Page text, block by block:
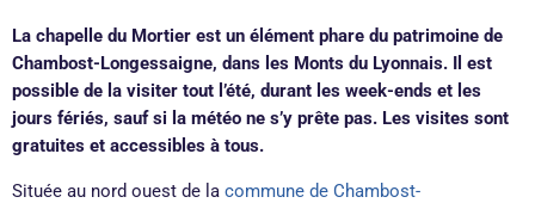
La chapelle du Mortier est un élément phare du patrimoine de
Chambost-Longessaigne, dans les Monts du Lyonnais. Il est
possible de la visiter tout l’été, durant les week-ends et les
jours fériés, sauf si la météo ne s’y prête pas. Les visites sont
gratuites et accessibles à tous.
Située au nord ouest de la commune de Chambost-